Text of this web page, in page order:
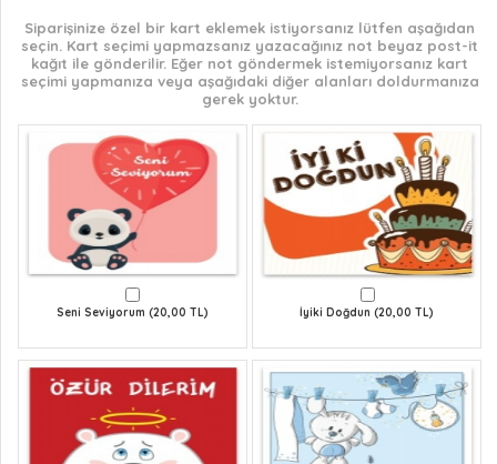
Siparişinize özel bir kart eklemek istiyorsanız lütfen aşağıdan
seçin. Kart seçimi yapmazsanız yazacağınız not beyaz post-it
kağıt ile gönderilir. Eğer not göndermek istemiyorsanız kart
seçimi yapmanıza veya aşağıdaki diğer alanları doldurmanıza
gerek yoktur.
Seni Seviyorum (20,00 TL) İyiki Doğdun (20,00 TL)